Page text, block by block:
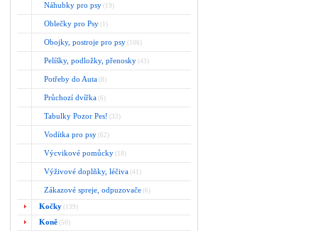
Náhubky pro psy (19)
Oblečky pro Psy (1)
Obojky, postroje pro psy (106)
Pelíšky, podložky, přenosky (43)
Potřeby do Auta (8)
Průchozí dvířka (6)
Tabulky Pozor Pes! (33)
Vodítka pro psy (62)
Výcvikové pomůcky (18)
Výživové doplňky, léčiva (41)
Zákazové spreje, odpuzovače (6)
Kočky (139)
Koně (50)